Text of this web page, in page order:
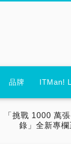
品牌 ITMan!
「挑戰 1000 萬
錄」全新專欄